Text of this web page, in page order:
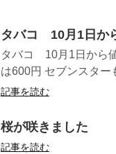
タバコ 10月1日か
タバコ 10月1日から
は600円 セブンスター
記事を読む
桜が咲きました
記事を読む